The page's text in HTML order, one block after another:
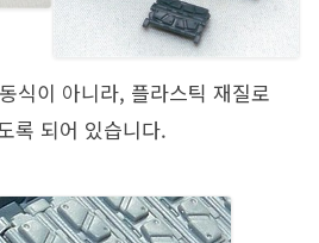
식이 아니라, 플라스틱 재질로
록 되어 있습니다.